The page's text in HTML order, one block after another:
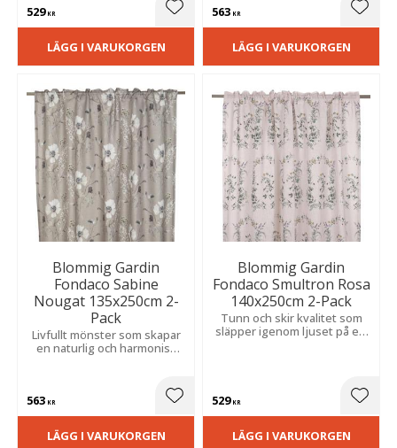
529KR Lägg till i favoriter
LÄGG I VARUKORGEN
563 KR
LÄGG I VARUKORGEN
Blommig Gardin
Fondaco Sabine
Nougat 135x250cm 2-
Pack
Livfullt mönster som skapar
en naturlig och harmonisk
563 KR Lägg till i favoriter
LÄGG I VARUKORGEN
Blommig Gardin
Fondaco Smultron Rosa
140x250cm 2-Pack
Tunn och skir kvalitet som
släpper igenom ljuset på ett
529KR
LÄGG I VARUKORGEN